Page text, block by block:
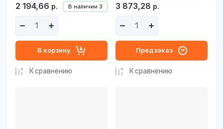
В наличии 3
2 194,66 р.
В корзину
К сравнению
3 873,28 р.
Предзаказ
К сравнению